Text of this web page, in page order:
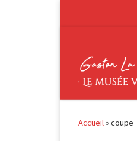
Accueil»coupe